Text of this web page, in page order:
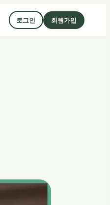
로그인 회원가입